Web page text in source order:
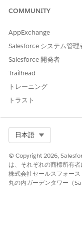
カスタムオブ
注:この変更には影
のリレーションの
い。
ナレッジ記事番号
000384812
この記
ご意
COMMUNITY
AppExchange
Salesforce システム管理
Salesforce 開発者
Trailhead
トレーニング
トラスト
日本語
© Copyright 2026,
は、それぞれの商標所有者
株式会社セールスフォー
丸の内ガーデンタワー（